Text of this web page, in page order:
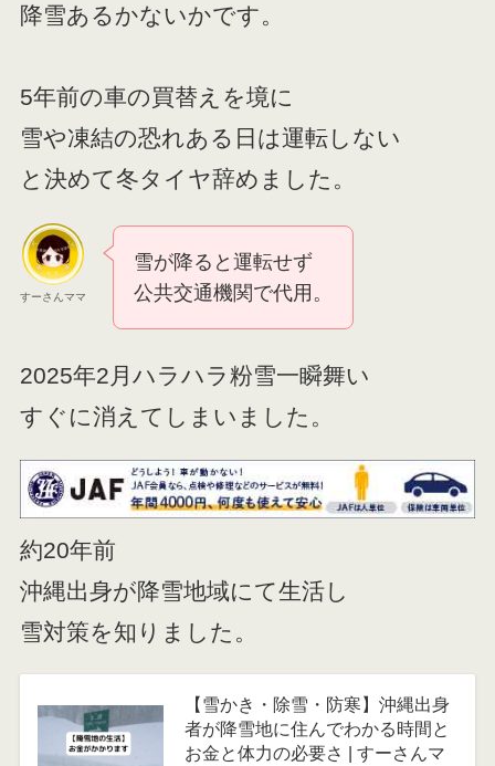
降雪あるかないかです。
5年前の車の買替えを境に
雪や凍結の恐れある日は運転しない
と決めて冬タイヤ辞めました。
すーさんママ
雪が降ると運転せず
公共交通機関で代用。
2025年2月ハラハラ粉雪一瞬舞い
すぐに消えてしまいました。
約20年前
沖縄出身が降雪地域にて生活し
雪対策を知りました。
【雪かき・除雪・防寒】沖縄出身
者が降雪地に住んでわかる時間と
お金と体力の必要さ | すーさんマ